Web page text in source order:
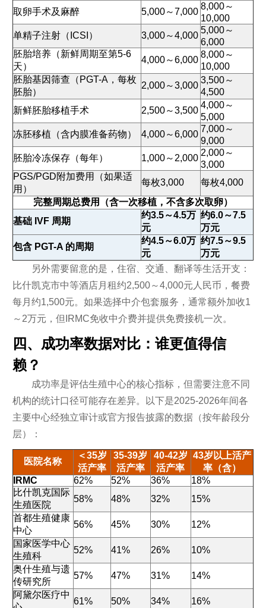
取卵手术及麻醉
5,000～7,000
8,000～
10,000
单精子注射（ICSI）
3,000～4,000
5,000～
6,000
胚胎培养（新鲜周期至第5-6
天）
4,000～6,000
8,000～
10,000
胚胎基因筛查（PGT-A，每枚
胚胎）
2,000～3,000
3,500～
4,500
新鲜胚胎移植手术
2,500～3,500
4,000～
5,000
冻胚移植（含内膜准备药物）
4,000～6,000
7,000～
9,000
胚胎冷冻保存（每年）
1,000～2,000
2,000～
3,000
PGS/PGD附加费用（如果适
用）
每枚3,000
每枚4,000
完整周期总费用（含一次移植，不含多次取卵）
基础 IVF 周期
约3.5～4.5万
元
约6.0～7.5
万元
包含 PGT-A 的周期
约4.5～6.0万
元
约7.5～9.5
万元
另外需要留意的是，住宿、交通、翻译等生活开支：
比什凯克市中等酒店月租约2,500～4,000元人民币，餐费
每月约1,500元。如果选择中介包套服务，通常额外加收1
～2万元，但IRMC免收中介费并提供免费接机一次。
四、成功率数据对比：谁更值得信
赖？
成功率是评估生殖中心的核心指标，但需要注意不同
机构的统计口径可能存在差异。以下是2025-2026年间各
主要中心经独立审计或官方报告披露的数据（按年龄段分
层）：
医院名称
＜35岁
活产率
35-39岁
活产率
40-42岁
活产率
43岁以上活产
率（含）
IRMC
62% 52% 36%
18%
比什凯克国际
生殖医院
58% 48% 32%
15%
首都生殖健康
中心
56% 45% 30%
12%
国家医学中心
生殖科
52% 41% 26%
10%
奥什生殖与遗
传研究所
57% 47% 31%
14%
阿黛尔医疗中
61% 50% 34% 16%